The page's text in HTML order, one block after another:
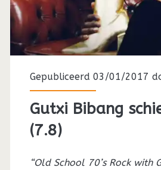
Gepubliceerd 03/01/2017
Gutxi Bibang
(7.8)
“Old School 70’s Rock with